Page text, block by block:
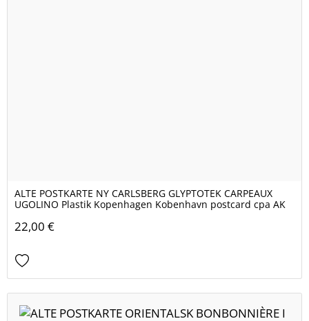
ALTE POSTKARTE NY CARLSBERG GLYPTOTEK CARPEAUX
UGOLINO Plastik Kopenhagen Kobenhavn postcard cpa AK
22,00 €